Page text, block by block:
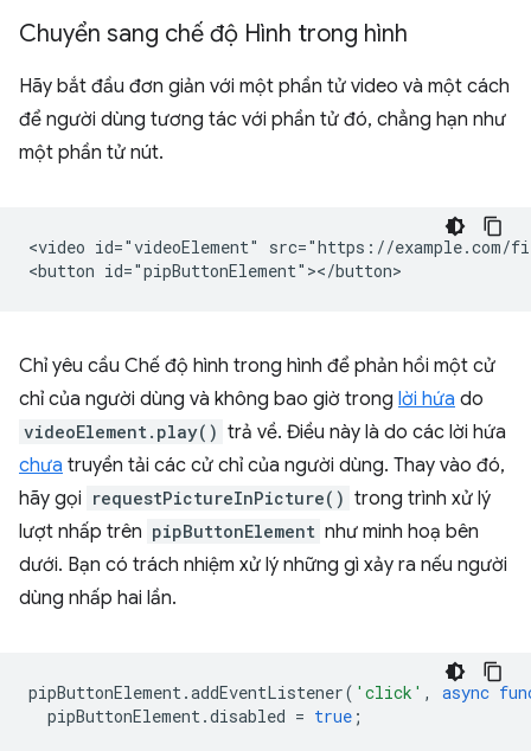
Chuyển sang chế độ Hình trong hình
Hãy bắt đầu đơn giản với một phần tử video và một cách
để người dùng tương tác với phần tử đó, chẳng hạn như
một phần tử nút.
<video id="videoElement" src="https://example.com/
Chỉ yêu cầu Chế độ hình trong hình để phản hồi một cử
chỉ của người dùng và không bao giờ trong lời hứa do
videoElement.play() trả về. Điều này là do các lời hứa
chưa truyền tải các cử chỉ của người dùng. Thay vào đó,
hãy gọi requestPictureInPicture() trong trình xử lý
lượt nhấp trên pipButtonElement như minh hoạ bên
dưới. Bạn có trách nhiệm xử lý những gì xảy ra nếu người
dùng nhấp hai lần.
pipButtonElement.addEventListener( 'click' , async
pipButtonElement.disabled = true ;